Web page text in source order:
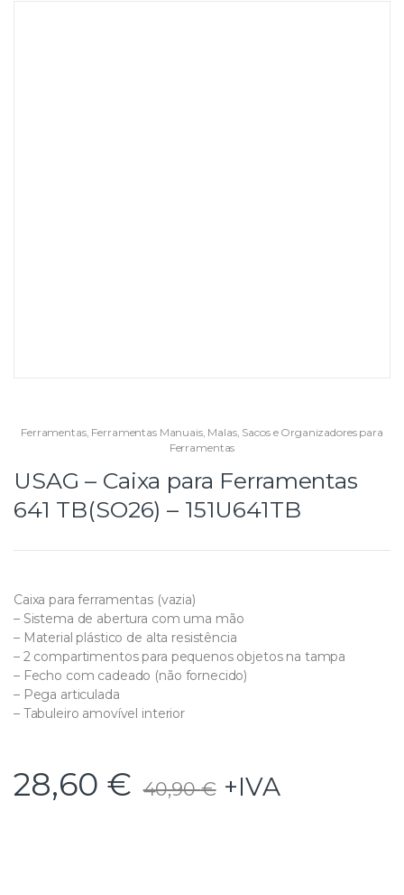
Ferramentas, Ferramentas Manuais, Malas, Sacos e Organizadores para
Ferramentas
USAG – Caixa para Ferramentas
641 TB(SO26) – 151U641TB
Caixa para ferramentas (vazia)
– Sistema de abertura com uma mão
– Material plástico de alta resistência
– 2 compartimentos para pequenos objetos na tampa
– Fecho com cadeado (não fornecido)
– Pega articulada
– Tabuleiro amovível interior
28,60 € 40,90€ +IVA